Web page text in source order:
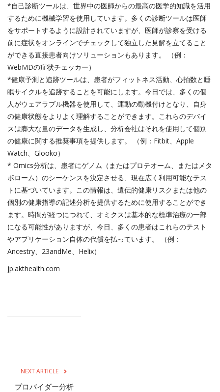
*自己診断ツールは、世界中の医師からの最高の医学的知識を活用
するために機械学習を使用しています。多くの診断ツールは医師
をサポートするように設計されていますが、医師が診察を受ける
前に症状をオンラインでチェックして独立した見解を立てること
ができる直接患者向けソリューションもあります。 （例：
WebMDの症状チェッカー）
*健康予測と追跡ツールは、患者がフィットネス活動、心拍数と睡
眠サイクルを追跡することを可能にします。今日では、多くの個
人がウェアラブル機器を使用して、運動の動機付けとなり、自身
の健康状態をよりよく理解することができます。これらのデバイ
スは膨大な量のデータを生成し、分析会社はそれを使用して個別
の健康に関する推奨事項を提供します。 （例：Fitbit、Apple
Watch、Glooko）
* Omics分析は、患者にゲノム（またはプロテオーム、またはメタ
ボローム）のシーケンスを決定させる、現在広く利用可能なテス
トに基づいています。この情報は、遺伝的健康リスクまたは他の
個別の健康指導の記述分析を提供するために使用することができ
ます。時間が経つにつれて、オミクスは基本的な標準治療の一部
になる可能性がありますが、今日、多くの患者はこれらのテスト
やアプリケーション自体の代償を払っています。 （例：
Ancestry、23andMe、Helix）
jp.akthealth.com
NEXT ARTICLE
プロバイダー分析